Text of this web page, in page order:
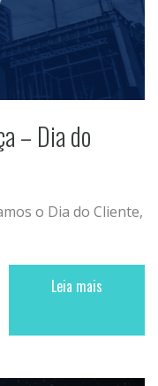
– Dia do
o Dia do Cliente,
Leia mais